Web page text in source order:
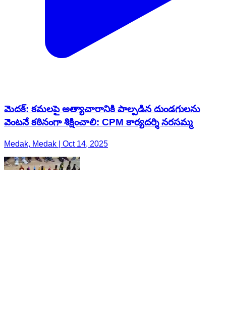
మెదక్: కమలపై అత్యాచారానికి పాల్పడిన దుండగులను
వెంటనే కఠినంగా శిక్షించాలి: CPM కార్యదర్శి నరసమ్మ
Medak, Medak | Oct 14, 2025